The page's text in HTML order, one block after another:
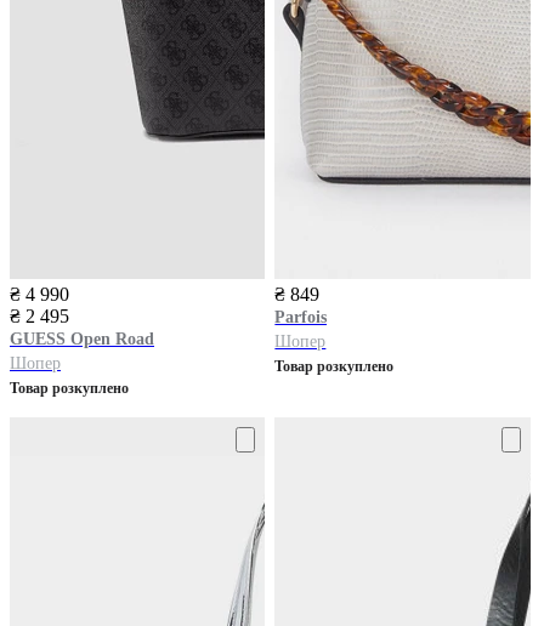
₴ 4 990
₴ 2 495
GUESS Open Road
Шопер
Товар розкуплено
₴ 849
Parfois
Шопер
Товар розкуплено